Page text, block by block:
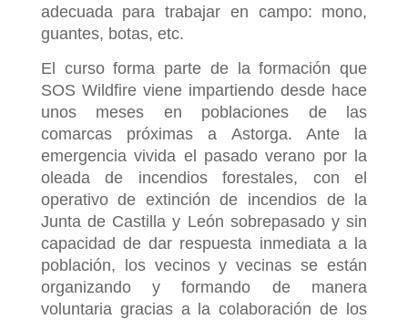
adecuada para trabajar en campo: mono,
guantes, botas, etc.
El curso forma parte de la formación que
SOS Wildfire viene impartiendo desde hace
unos meses en poblaciones de las
comarcas próximas a Astorga. Ante la
emergencia vivida el pasado verano por la
oleada de incendios forestales, con el
operativo de extinción de incendios de la
Junta de Castilla y León sobrepasado y sin
capacidad de dar respuesta inmediata a la
población, los vecinos y vecinas se están
organizando y formando de manera
voluntaria gracias a la colaboración de los